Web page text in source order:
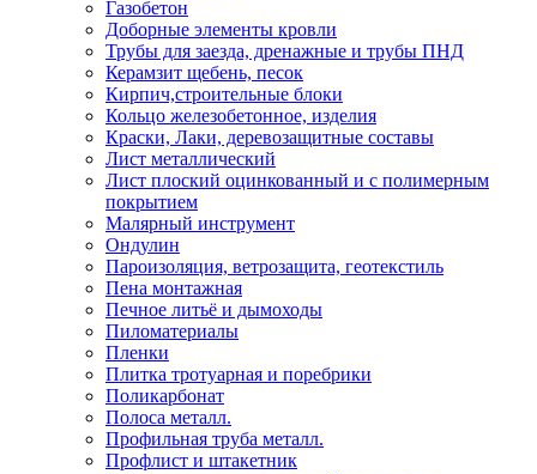
Газобетон
Доборные элементы кровли
Трубы для заезда, дренажные и трубы ПНД
Керамзит щебень, песок
Кирпич,строительные блоки
Кольцо железобетонное, изделия
Краски, Лаки, деревозащитные составы
Лист металлический
Лист плоский оцинкованный и с полимерным
покрытием
Малярный инструмент
Ондулин
Пароизоляция, ветрозащита, геотекстиль
Пена монтажная
Печное литьё и дымоходы
Пиломатериалы
Пленки
Плитка тротуарная и поребрики
Поликарбонат
Полоса металл.
Профильная труба металл.
Профлист и штакетник